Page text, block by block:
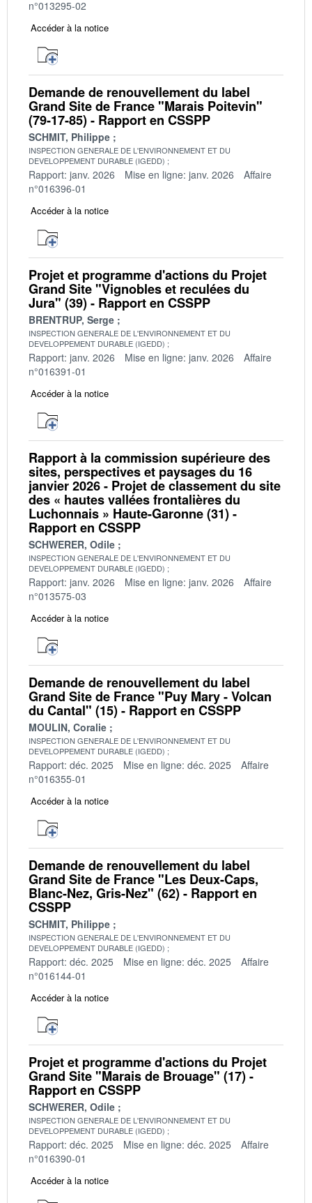
n°013295-02
Accéder à la notice
Demande de renouvellement du label
Grand Site de France "Marais Poitevin"
(79-17-85) - Rapport en CSSPP
SCHMIT, Philippe
INSPECTION GENERALE DE L'ENVIRONNEMENT ET DU
DEVELOPPEMENT DURABLE (IGEDD)
Rapport: janv. 2026 Mise en ligne: janv. 2026
Affaire
n°016396-01
Accéder à la notice
Projet et programme d'actions du Projet
Grand Site "Vignobles et reculées du
Jura" (39) - Rapport en CSSPP
BRENTRUP, Serge
INSPECTION GENERALE DE L'ENVIRONNEMENT ET DU
DEVELOPPEMENT DURABLE (IGEDD)
Rapport: janv. 2026 Mise en ligne: janv. 2026
Affaire
n°016391-01
Accéder à la notice
Rapport à la commission supérieure des
sites, perspectives et paysages du 16
janvier 2026 - Projet de classement du site
des « hautes vallées frontalières du
Luchonnais » Haute-Garonne (31) -
Rapport en CSSPP
SCHWERER, Odile
INSPECTION GENERALE DE L'ENVIRONNEMENT ET DU
DEVELOPPEMENT DURABLE (IGEDD)
Rapport: janv. 2026 Mise en ligne: janv. 2026
Affaire
n°013575-03
Accéder à la notice
Demande de renouvellement du label
Grand Site de France "Puy Mary - Volcan
du Cantal" (15) - Rapport en CSSPP
MOULIN, Coralie
INSPECTION GENERALE DE L'ENVIRONNEMENT ET DU
DEVELOPPEMENT DURABLE (IGEDD)
Rapport: déc. 2025 Mise en ligne: déc. 2025
Affaire
n°016355-01
Accéder à la notice
Demande de renouvellement du label
Grand Site de France "Les Deux-Caps,
Blanc-Nez, Gris-Nez" (62) - Rapport en
CSSPP
SCHMIT, Philippe
INSPECTION GENERALE DE L'ENVIRONNEMENT ET DU
DEVELOPPEMENT DURABLE (IGEDD)
Rapport: déc. 2025 Mise en ligne: déc. 2025
Affaire
n°016144-01
Accéder à la notice
Projet et programme d'actions du Projet
Grand Site "Marais de Brouage" (17) -
Rapport en CSSPP
SCHWERER, Odile
INSPECTION GENERALE DE L'ENVIRONNEMENT ET DU
DEVELOPPEMENT DURABLE (IGEDD)
Rapport: déc. 2025 Mise en ligne: déc. 2025
Affaire
n°016390-01
Accéder à la notice